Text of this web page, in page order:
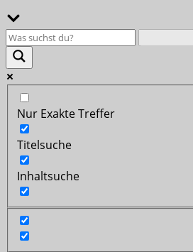
Nur Exakte Treffer
Titelsuche
Inhaltsuche